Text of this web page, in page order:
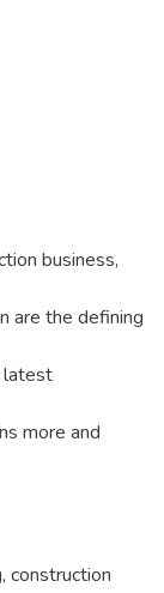
business,
are the defining
latest
more and
, construction